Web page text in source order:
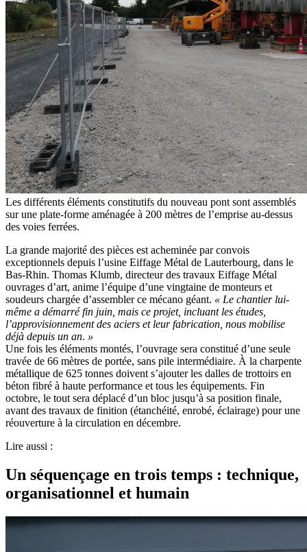
Les différents éléments constitutifs du nouveau pont sont assemblés
sur une plate-forme aménagée à 200 mètres de l’emprise au-dessus
des voies ferrées.
La grande majorité des pièces est acheminée par convois
exceptionnels depuis l’usine Eiffage Métal de Lauterbourg, dans le
Bas-Rhin. Thomas Klumb, directeur des travaux Eiffage Métal
ouvrages d’art, anime l’équipe d’une vingtaine de monteurs et
soudeurs chargée d’assembler ce mécano géant. « Le chantier lui-
même a démarré fin juin, mais ce projet, incluant les études,
l’approvisionnement des aciers et leur fabrication, nous mobilise
déjà depuis un an. »
Une fois les éléments montés, l’ouvrage sera constitué d’une seule
travée de 66 mètres de portée, sans pile intermédiaire. À la charpente
métallique de 625 tonnes doivent s’ajouter les dalles de trottoirs en
béton fibré à haute performance et tous les équipements. Fin
octobre, le tout sera déplacé d’un bloc jusqu’à sa position finale,
avant des travaux de finition (étanchéité, enrobé, éclairage) pour une
réouverture à la circulation en décembre.
Lire aussi :
Un séquençage en trois temps : technique,
organisationnel et humain